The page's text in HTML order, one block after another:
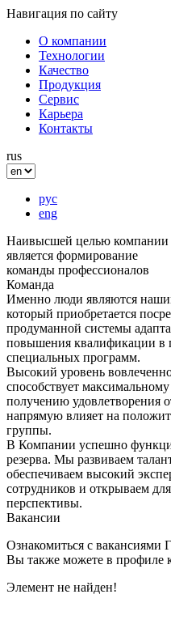
Навигация по сайту
О компании
Технологии
Качество
Продукция
Сервис
Карьера
Контакты
rus
рус
eng
Наивысшей целью компании
является формирование
команды профессионалов
Команда
Именно люди являются
который приобретается
продуманной системы
повышения квалификации в
специальных программ.
Высокий уровень
способствует
получению удовлетворения
напрямую влияет на
группы.
В Компании успешно
резерва. Мы развиваем
обеспечиваем высокий
сотрудников и открываем
перспективы.
Вакансии
Ознакомиться с
Вы также можете в профиле
Элемент не найден!